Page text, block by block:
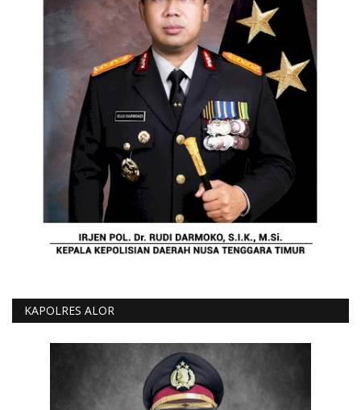
KAPOLRES ALOR